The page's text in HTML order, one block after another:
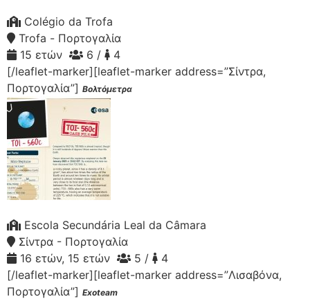
Colégio da Trofa
Trofa - Πορτογαλία
15 ετών
6 /
4
[/leaflet-marker][leaflet-marker address=”Σίντρα,
Πορτογαλία”] Βολτόμετρα
Escola Secundária Leal da Câmara
Σίντρα - Πορτογαλία
16 ετών, 15 ετών
5 /
4
[/leaflet-marker][leaflet-marker address=”Λισαβόνα,
Πορτογαλία”] Exoteam